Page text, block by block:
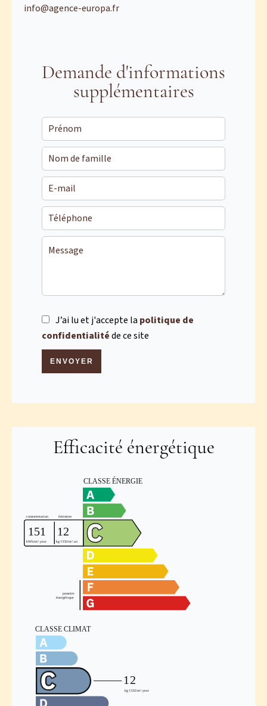
info@agence-europa.fr
Demande d'informations
supplémentaires
J’ai lu et j'accepte lapolitique de
confidentialitéde ce site
ENVOYER
Efficacité énergétique